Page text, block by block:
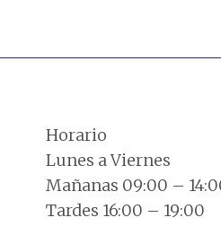
Horario
Lunes a Viernes
Mañanas 09:00 –
Tardes 16:00 – 19:00